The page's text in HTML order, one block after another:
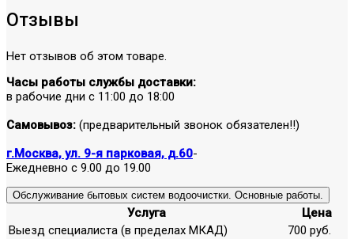
Отзывы
Нет отзывов об этом товаре.
Часы работы службы доставки:
в рабочие дни с 11:00 до 18:00
Самовывоз: (предварительный звонок обязателен!!)
г.Москва, ул. 9-я парковая, д.60-
Ежедневно с 9.00 до 19.00
Обслуживание бытовых систем водоочистки. Основные работы.
Услуга
Цена
Выезд специалиста (в пределах МКАД)
700 руб.